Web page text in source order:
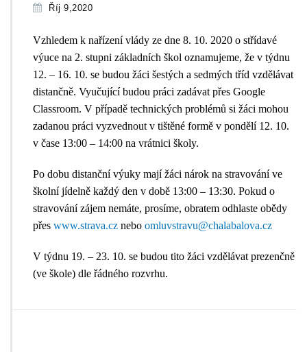
Říj 9,2020
Vzhledem k nařízení vlády ze dne 8. 10. 2020 o střídavé
výuce na 2. stupni základních škol oznamujeme, že v týdnu
12. – 16. 10. se budou žáci šestých a sedmých tříd vzdělávat
distančně. Vyučující budou práci zadávat přes Google
Classroom. V případě technických problémů si žáci mohou
zadanou práci vyzvednout v tištěné formě v pondělí 12. 10.
v čase 13:00 – 14:00 na vrátnici školy.
Po dobu distanční výuky mají žáci nárok na stravování ve
školní jídelně každý den v době 13:00 – 13:30. Pokud o
stravování zájem nemáte, prosíme, obratem odhlaste obědy
přes www.strava.cz nebo omluvstravu@chalabalova.cz
V týdnu 19. – 23. 10. se budou tito žáci vzdělávat prezenčně
(ve škole) dle řádného rozvrhu.